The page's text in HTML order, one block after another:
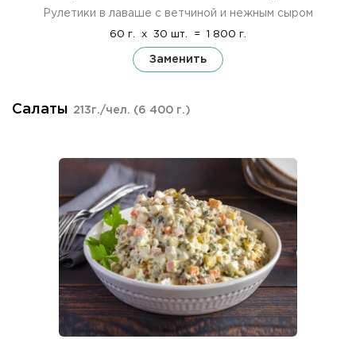
Рулетики в лаваше с ветчиной и нежным сыром
60 г. x 30 шт. = 1 800 г.
Заменить
Салаты 213г./чел. (6 400 г.)